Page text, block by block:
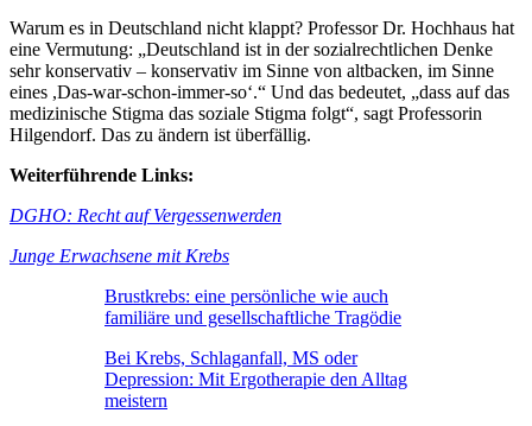
Warum es in Deutschland nicht klappt? Professor Dr. Hochhaus hat
eine Vermutung: „Deutschland ist in der sozialrechtlichen Denke
sehr konservativ – konservativ im Sinne von altbacken, im Sinne
eines ,Das-war-schon-immer-so‘.“ Und das bedeutet, „dass auf das
medizinische Stigma das soziale Stigma folgt“, sagt Professorin
Hilgendorf. Das zu ändern ist überfällig.
Weiterführende Links:
DGHO: Recht auf Vergessenwerden
Junge Erwachsene mit Krebs
Brustkrebs: eine persönliche wie auch
familiäre und gesellschaftliche Tragödie
Bei Krebs, Schlaganfall, MS oder
Depression: Mit Ergotherapie den Alltag
meistern